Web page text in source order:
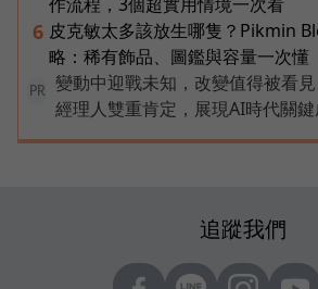
6 皮克敏太多該放生哪隻？Pikmin
略：稀有飾品、圖鑑與容量一次懂
PR
變動中迎戰未知，改變值得被看
經理人雙重肯定，展現AI時代關鍵
追蹤我們